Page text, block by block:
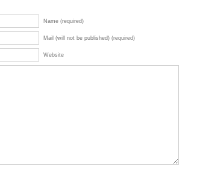
Name (required)
Mail (will not be published) (required)
Website